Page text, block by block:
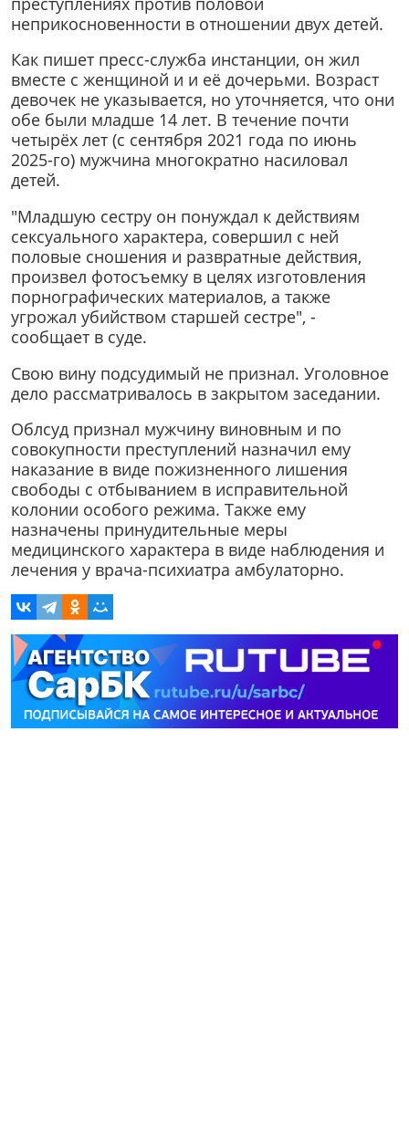
неприкосновенности в отношении двух детей.
Как пишет пресс-служба инстанции, он жил
вместе с женщиной и и её дочерьми. Возраст
девочек не указывается, но уточняется, что они
обе были младше 14 лет. В течение почти
четырёх лет (с сентября 2021 года по июнь
2025-го) мужчина многократно насиловал
детей.
"Младшую сестру он понуждал к действиям
сексуального характера, совершил с ней
половые сношения и развратные действия,
произвел фотосъемку в целях изготовления
порнографических материалов, а также
угрожал убийством старшей сестре", -
сообщает в суде.
Свою вину подсудимый не признал. Уголовное
дело рассматривалось в закрытом заседании.
Облсуд признал мужчину виновным и по
совокупности преступлений назначил ему
наказание в виде пожизненного лишения
свободы с отбыванием в исправительной
колонии особого режима. Также ему
назначены принудительные меры
медицинского характера в виде наблюдения и
лечения у врача-психиатра амбулаторно.